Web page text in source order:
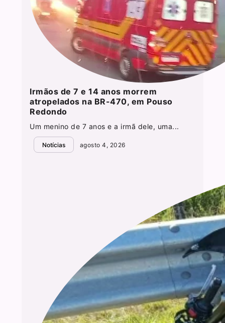
Irmãos de 7 e 14 anos morrem
atropelados na BR-470, em Pouso
Redondo
Um menino de 7 anos e a irmã dele, uma...
Notícias agosto 4, 2026